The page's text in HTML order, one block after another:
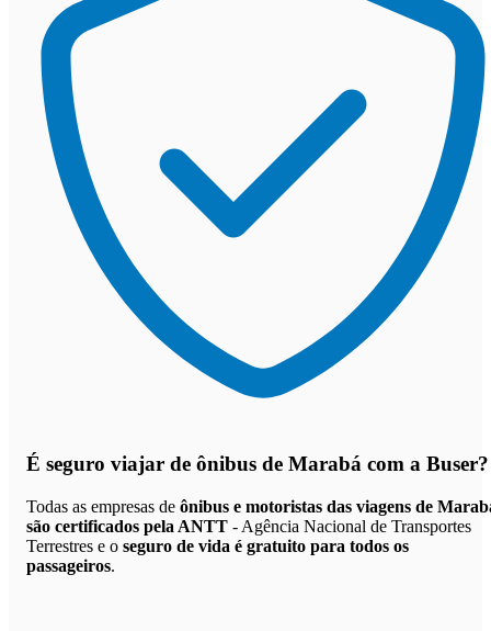
É seguro viajar de ônibus de Marabá com a Buser?
Todas as empresas de ônibus e motoristas das viagens de
são certificados pela ANTT - Agência Nacional de Transportes
Terrestres e o seguro de vida é gratuito para todos os
passageiros.